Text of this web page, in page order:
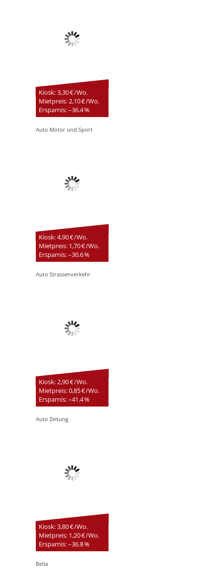
Kiosk: 3,30 € /Wo.
Mietpreis: 2,10 € /Wo.
Ersparnis: –36.4 %
Auto Motor und Sport
Kiosk: 4,90 € /Wo.
Mietpreis: 1,70 € /Wo.
Ersparnis: –30.6 %
Auto Strassenverkehr
Kiosk: 2,90 € /Wo.
Mietpreis: 0,85 € /Wo.
Ersparnis: –41.4 %
Auto Zeitung
Kiosk: 3,80 € /Wo.
Mietpreis: 1,20 € /Wo.
Ersparnis: –36.8 %
Bella